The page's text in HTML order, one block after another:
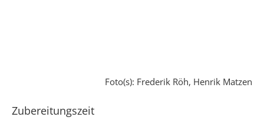
Foto(s): Frederik Röh, Henrik Matzen
Zubereitungszeit